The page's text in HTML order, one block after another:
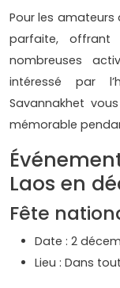
Pour les amateurs
parfaite, offrant
nombreuses
intéressé par
Savannakhet
mémorable
Laos en
Fête
Date : 2
Lieu : Dans